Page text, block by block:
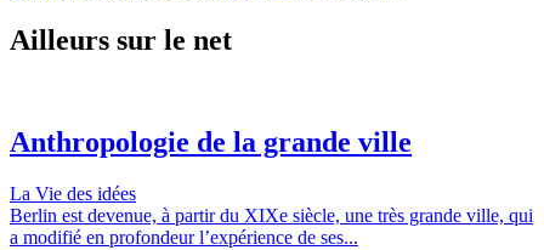
Ailleurs sur le net
Anthropologie de la grande ville
La Vie des idées
Berlin est devenue, à partir du XIXe siècle, une très grande ville, qui
a modifié en profondeur l’expérience de ses...